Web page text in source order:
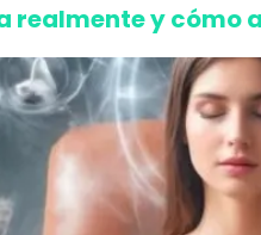
realmente y cómo